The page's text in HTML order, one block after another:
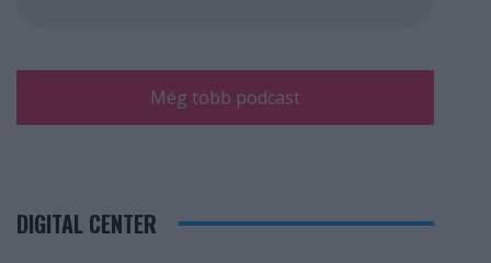
Még több podcast
DIGITAL CENTER